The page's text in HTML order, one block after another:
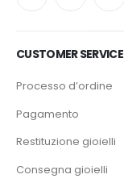
CUSTOMER SERVICE
Processo d’ordine
Pagamento
Restituzione gioielli
Consegna gioielli